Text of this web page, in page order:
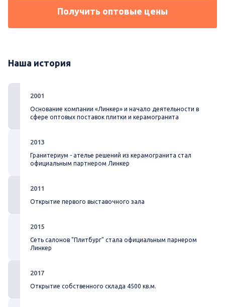
Получить оптовые цены
Наша история
2001
Основание компании «Линкер» и начало деятельности в
сфере оптовых поставок плитки и керамогранита
2013
Гранитериум - ателье решений из керамогранита стал
официальным партнером Линкер
2011
Открытие первого выставочного зала
2015
Сеть салонов "Плитбург" стала официальным парнером
Линкер
2017
Открытие собственного склада 4500 кв.м.